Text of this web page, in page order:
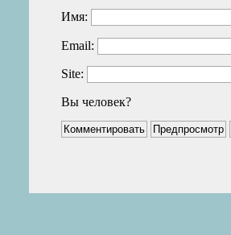
Имя:
Email:
Site:
Вы человек?